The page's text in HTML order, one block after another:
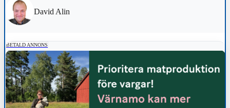
David Alin
BETALD ANNONS